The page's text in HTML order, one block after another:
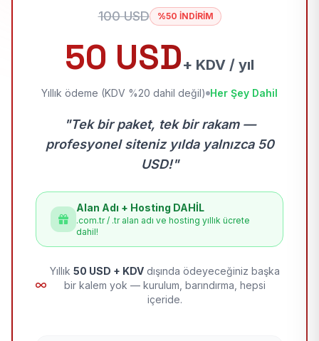
100 USD %50 İNDİRİM
50 USD+ KDV / yıl
Yıllık ödeme (KDV %20 dahil değil) Her Şey Dahil
"Tek bir paket, tek bir rakam —
profesyonel siteniz yılda yalnızca 50
USD!"
Alan Adı + Hosting DAHİL
.com.tr / .tr alan adı ve hosting yıllık ücrete
dahil!
Yıllık 50 USD + KDV dışında ödeyeceğiniz başka
bir kalem yok — kurulum, barındırma, hepsi
içeride.